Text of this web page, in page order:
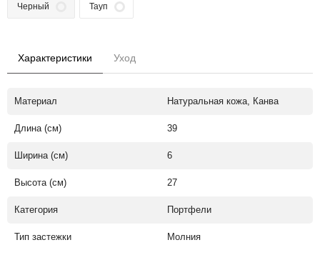
Черный Тауп
Характеристики Уход
Материал Натуральная кожа, Канва
Длина (см) 39
Ширина (см) 6
Высота (см) 27
Категория Портфели
Тип застежки Молния